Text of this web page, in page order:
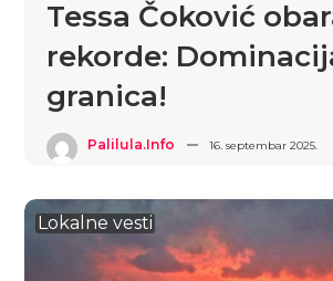
Tessa Čoković
rekorde:
granica!
Palilula.info 16. septembar 2025.
Lokalne vesti